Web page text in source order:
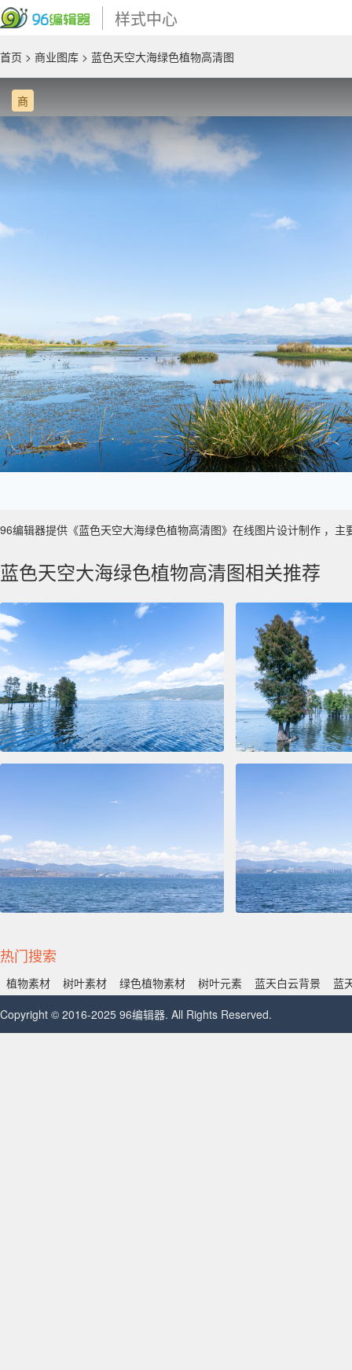
样式中心
首页 > 商业图库 > 蓝色天空大海绿色植物高清图
商
96编辑器提供《蓝色天空大海绿色植物高清图》在线图片设计制作 ，
蓝色天空大海绿色植物高清图相关推荐
热门搜索
植物素材 树叶素材 绿色植物素材 树叶元素 蓝天白云背景
蓝
Copyright © 2016-2025 96编辑器. All Rights Reserved.